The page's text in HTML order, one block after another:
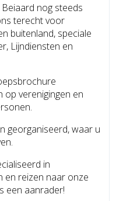
nog steeds
terecht voor
buitenland, speciale
Lijndiensten en
op verenigingen en
georganiseerd, waar u
in
en reizen naar onze
een aanrader!